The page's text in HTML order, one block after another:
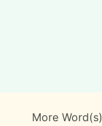
More Word(s)